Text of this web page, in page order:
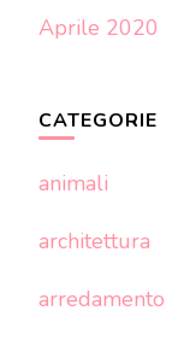
Aprile 2020
CATEGORIE
animali
architettura
arredamento